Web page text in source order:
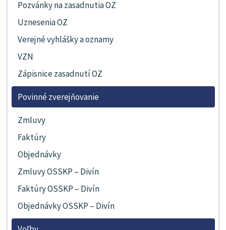
Pozvánky na zasadnutia OZ
Uznesenia OZ
Verejné vyhlášky a oznamy
VZN
Zápisnice zasadnutí OZ
Povinné zverejňovanie
Zmluvy
Faktúry
Objednávky
Zmluvy OSSKP – Divín
Faktúry OSSKP – Divín
Objednávky OSSKP – Divín